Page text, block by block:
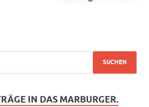
IN DAS MARBURGER.